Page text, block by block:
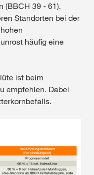
(BBCH 39 - 61).
Standorten bei der
häufig eine
ist beim
empfehlen. Dabei